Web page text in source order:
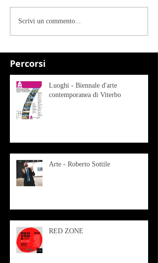
Percorsi
Scrivi un commento...
Luoghi - Biennale d'arte
contemporanea di Viterbo
Arte - Roberto Sottile
RED ZONE